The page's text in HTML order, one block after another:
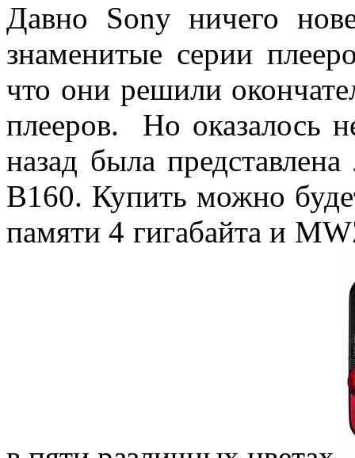
Давно Sony ничего
знаменитые серии
что они решили
плееров. Но оказалось
назад была
B160. Купить можно
памяти 4 гигабайта и